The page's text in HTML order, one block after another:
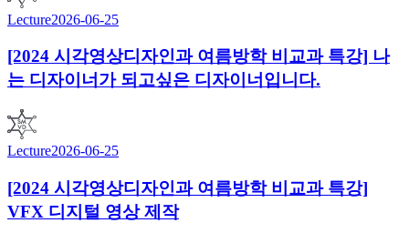
Lecture2026-06-25
[2024 시각영상디자인과 여름방학 비교과 특강] 나
는 디자이너가 되고싶은 디자이너입니다.
Lecture2026-06-25
[2024 시각영상디자인과 여름방학 비교과 특강]
VFX 디지털 영상 제작